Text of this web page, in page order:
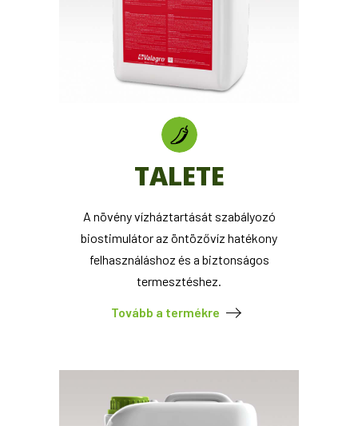
TALETE
A növény vízháztartását szabályozó
biostimulátor az öntözővíz hatékony
felhasználáshoz és a biztonságos
termesztéshez.
Tovább a termékre